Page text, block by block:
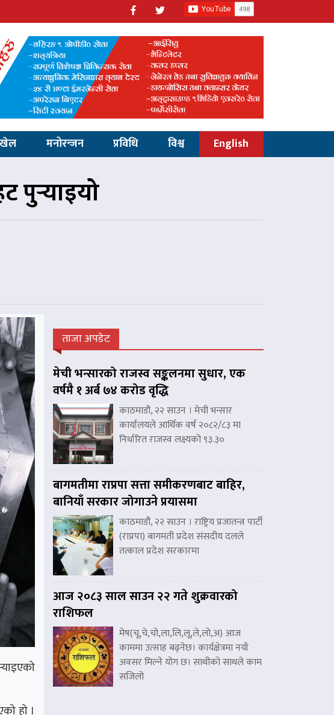
खेल मनोरन्जन प्रविधि विश्व English
हो ।
ताजा अपडेट
मेची भन्सारको राजस्व सङ्कलनमा सुधार, एक
वर्षमै १ अर्ब ७४ करोड वृद्धि
काठमाडौं, २२ साउन । मेची भन्सार
कार्यालयले आर्थिक वर्ष २०८२/८३ मा
निर्धारित राजस्व लक्ष्यको ९३.३०
बागमतीमा राप्रपा सत्ता समीकरणबाट बाहिर,
बानियाँ सरकार जोगाउने प्रयासमा
काठमाडौं, २२ साउन । राष्ट्रिय प्रजातन्त्र पार्टी
(राप्रपा) बागमती प्रदेश संसदीय दलले
तत्काल प्रदेश सरकारमा
आज २०८३ साल साउन २२ गते शुक्रवारको
राशिफल
मेष(चू,चे,चो,ला,लि,लू,ले,लो,अ) आज
काममा उत्साह बढ्नेछ। कार्यक्षेत्रमा नयाँ
अवसर मिल्ने योग छ। साथीको साथले काम
सजिलो